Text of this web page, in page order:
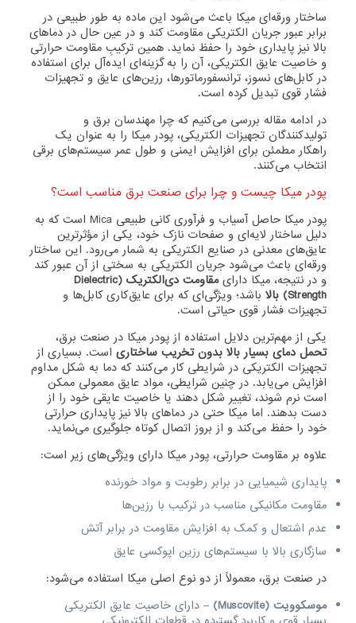
ساختار ورقه‌ای میکا باعث می‌شود این ماده به طور طبیعی در
برابر عبور جریان الکتریکی مقاومت کند و در عین حال در دماهای
بالا نیز پایداری خود را حفظ نماید. همین ترکیبِ مقاومت حرارتی
و خاصیت عایق الکتریکی، آن را به گزینه‌ای ایده‌آل برای استفاده
در کابل‌های نسوز، ترانسفورماتورها، رزین‌های عایق و تجهیزات
فشار قوی تبدیل کرده است.
در ادامه مقاله بررسی می‌کنیم که چرا مهندسان برق و
تولیدکنندگان تجهیزات الکتریکی، پودر میکا را به عنوان یک
راهکار مطمئن برای افزایش ایمنی و طول عمر سیستم‌های برقی
انتخاب می‌کنند.
پودر میکا چیست و چرا برای صنعت برق مناسب است؟
پودر میکا حاصل آسیاب و فرآوری کانی طبیعی Mica است که به
دلیل ساختار لایه‌ای و صفحات نازک خود، یکی از مؤثرترین
عایق‌های معدنی در صنایع الکتریکی به شمار می‌رود. این ساختار
ورقه‌ای باعث می‌شود جریان الکتریکی به سختی از آن عبور کند
و در نتیجه، میکا دارای
مقاومت دی‌الکتریک (Dielectric
Strength) بالا
باشد؛ ویژگی‌ای که برای عایق‌کاری کابل‌ها و
تجهیزات فشار قوی حیاتی است.
یکی از مهم‌ترین دلایل استفاده از پودر میکا در صنعت برق،
تحمل دمای بسیار بالا بدون تخریب ساختاریاست. بسیاری از
تجهیزات الکتریکی در شرایطی کار می‌کنند که دما به شکل مداوم
افزایش می‌یابد. در چنین شرایطی، مواد عایق معمولی ممکن
است نرم شوند، تغییر شکل دهند یا خاصیت عایقی خود را از
دست بدهند. اما میکا حتی در دماهای بالا نیز پایداری حرارتی
خود را حفظ می‌کند و از بروز اتصال کوتاه جلوگیری می‌نماید.
علاوه بر مقاومت حرارتی، پودر میکا دارای ویژگی‌های زیر است:
پایداری شیمیایی در برابر رطوبت و مواد خورنده
مقاومت مکانیکی مناسب در ترکیب با رزین‌ها
عدم اشتعال و کمک به افزایش مقاومت در برابر آتش
سازگاری بالا با سیستم‌های رزین اپوکسی عایق
در صنعت برق، معمولاً از دو نوع اصلی میکا استفاده می‌شود:
موسکوویت (Muscovite)
– دارای خاصیت عایق الکتریکی